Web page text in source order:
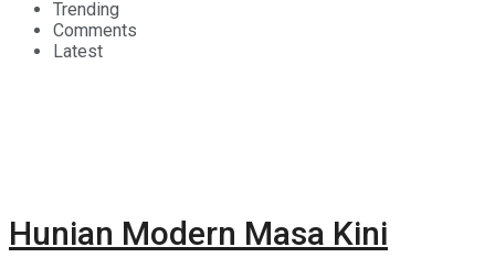
Trending
Comments
Latest
Hunian Modern Masa Kini